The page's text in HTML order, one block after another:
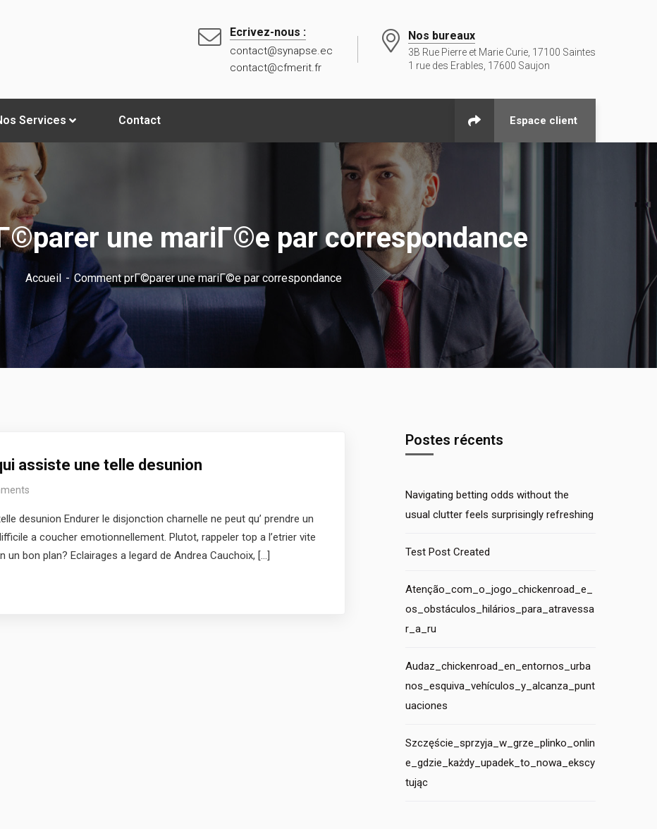
Ecrivez-nous :
contact@synapse.ec
contact@cfmerit.fr
Nos bureaux
3B Rue Pierre et Marie Curie, 17100 Saintes
1 rue des Erables, 17600 Saujon
Services Contact Espace client
une mariГ©e par correspondance
Accueil Comment prГ©parer une mariГ©e par correspondance
assiste une telle desunion
desunion Endurer le disjonction charnelle ne peut qu’ prendre un
a coucher emotionnellement. Plutot, rappeler top a l’etrier vite
bon plan? Eclairages a legard de Andrea Cauchoix, […]
Postes récents
Navigating betting odds without the
usual clutter feels surprisingly refreshing
Test Post Created
Atenção_com_o_jogo_chickenroad_e_
os_obstáculos_hilários_para_atravessa
r_a_ru
Audaz_chickenroad_en_entornos_urba
nos_esquiva_vehículos_y_alcanza_punt
uaciones
Szczęście_sprzyja_w_grze_plinko_onlin
e_gdzie_każdy_upadek_to_nowa_ekscy
tując